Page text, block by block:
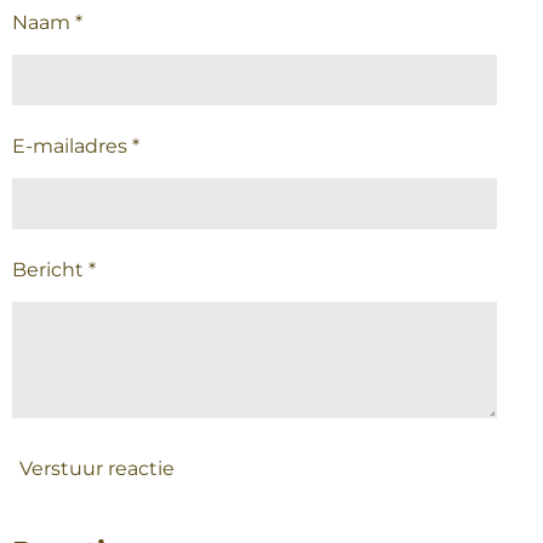
Naam *
E-mailadres *
Bericht *
Verstuur reactie